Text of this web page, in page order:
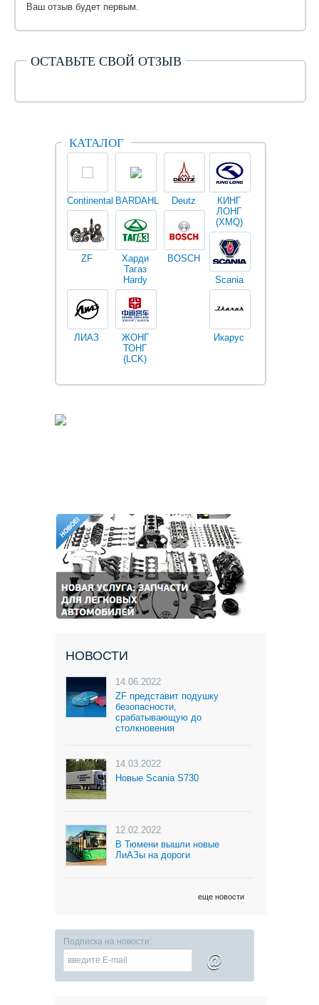
Ваш отзыв будет первым.
ОСТАВЬТЕ СВОЙ ОТЗЫВ
КАТАЛОГ
Continental BARDAHL Deutz
ZF
Харди
Тагаз
Hardy
BOSCH
ЛИАЗ
ЖОНГ
ТОНГ
(LCK)
КИНГ
ЛОНГ
(XMQ)
Scania
Икарус
НОВОСТИ
14.06.2022
ZF представит подушку
безопасности,
срабатывающую до
столкновения
14.03.2022
Новые Scania S730
12.02.2022
В Тюмени вышли новые
ЛиАЗы на дороги
еще новости
Подписка на новости:
@